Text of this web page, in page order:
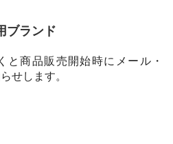
ブランド
と商品販売開始時にメール・
せします。